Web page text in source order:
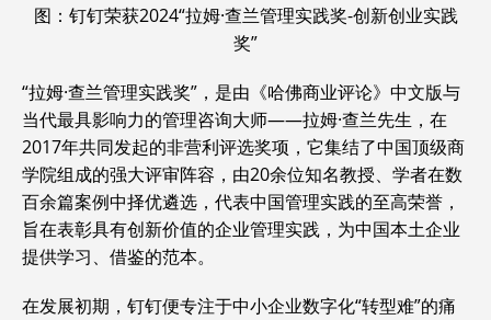
图：钉钉荣获2024“拉姆·查兰管理实践奖-创新创业实践
奖”
“拉姆·查兰管理实践奖”，是由《哈佛商业评论》中文版与
当代最具影响力的管理咨询大师——拉姆·查兰先生，在
2017年共同发起的非营利评选奖项，它集结了中国顶级商
学院组成的强大评审阵容，由20余位知名教授、学者在数
百余篇案例中择优遴选，代表中国管理实践的至高荣誉，
旨在表彰具有创新价值的企业管理实践，为中国本土企业
提供学习、借鉴的范本。
在发展初期，钉钉便专注于中小企业数字化“转型难”的痛